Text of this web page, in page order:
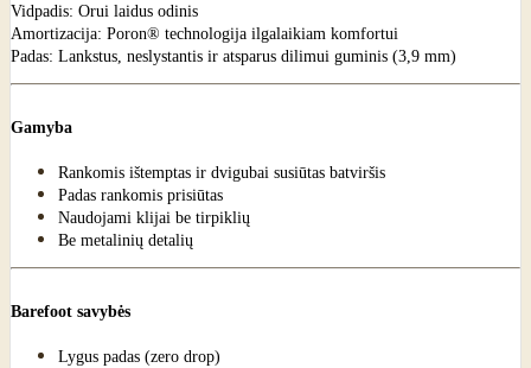
Vidpadis: Orui laidus odinis
Amortizacija: Poron® technologija ilgalaikiam komfortui
Padas: Lankstus, neslystantis ir atsparus dilimui guminis (3,9 mm)
Gamyba
Rankomis ištemptas ir dvigubai susiūtas batviršis
Padas rankomis prisiūtas
Naudojami klijai be tirpiklių
Be metalinių detalių
Barefoot savybės
Lygus padas (zero drop)